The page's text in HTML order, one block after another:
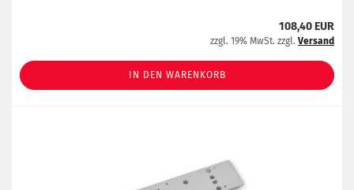
108,40 EUR
zzgl. 19% MwSt. zzgl. Versand
IN DEN WARENKORB